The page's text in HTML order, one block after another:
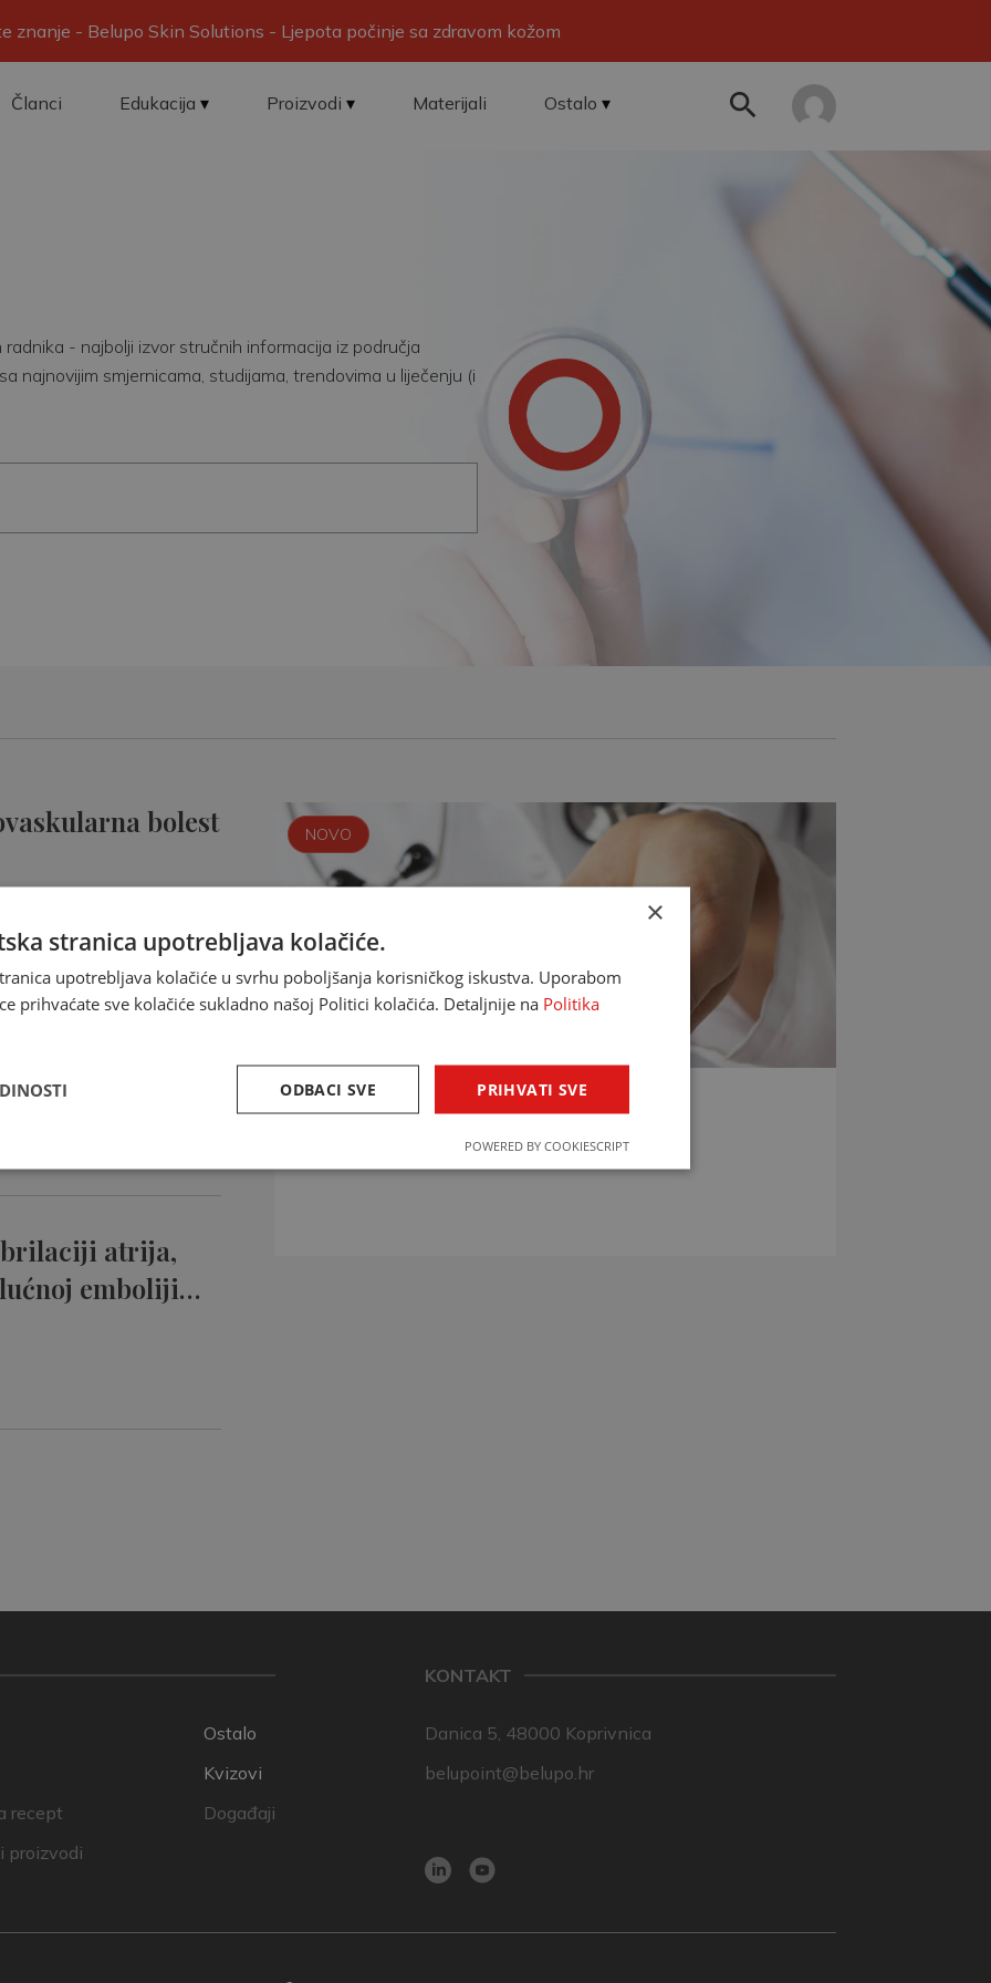
znanje - Belupo Skin Solutions - Ljepota počinje sa zdravom kožom
Članci Edukacija Proizvodi Materijali Ostalo
- najbolji izvor stručnih informacija iz područja
najnovijim smjernicama, studijama, trendovima u liječenju (i
bolest
atrija,
emboliji…
NOVO
INTERAKCIJE LIJEKOVA
Provjerite interakcije lijekova u svega par klikova!
recept
proizvodi
Ostalo
Kvizovi
Događaji
KONTAKT
Danica 5, 48000 Koprivnica
belupoint@belupo.hr
×
stranica upotrebljava kolačiće.
upotrebljava kolačiće u svrhu poboljšanja korisničkog iskustva. Uporabom
prihvaćate sve kolačiće sukladno našoj Politici kolačića. Detaljnije na Politika
PRIHVATI SVE
ODBACI SVE
POWERED BY COOKIESCRIPT